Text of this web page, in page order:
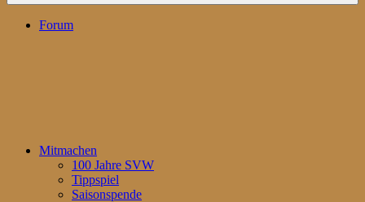
Forum
Mitmachen
100 Jahre SVW
Tippspiel
Saisonspende